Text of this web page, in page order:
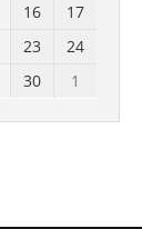
16
17
23
24
30 1